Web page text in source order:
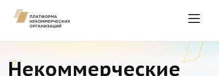
Некоммерческие